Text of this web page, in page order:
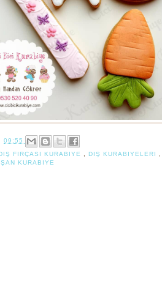
09:55
FIRÇASI KURABIYE DIŞ KURABIYELERI
KURABIYE